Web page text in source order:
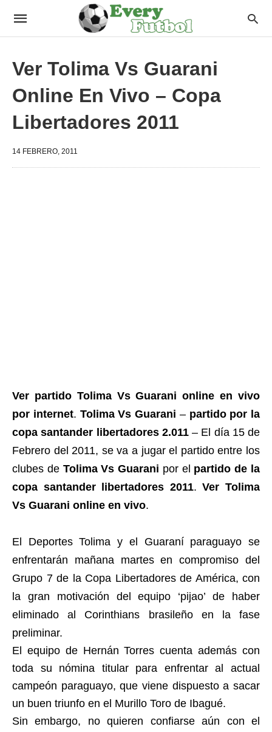
Ver Tolima Vs Guarani
Online En Vivo – Copa
Libertadores 2011
14 FEBRERO, 2011
Ver partido Tolima Vs Guarani online en vivo
por internet. Tolima Vs Guarani – partido por la
copa santander libertadores 2.011– El día 15 de
Febrero del 2011, se va a jugar el partido entre los
clubes de Tolima Vs Guarani por el partido de la
copa santander libertadores 2011.Ver Tolima
Vs Guarani online en vivo.
El Deportes Tolima y el Guaraní paraguayo se
enfrentarán mañana martes en compromiso del
Grupo 7 de la Copa Libertadores de América, con
la gran motivación del equipo ‘pijao’ de haber
eliminado al Corinthians brasileño en la fase
preliminar.
El equipo de Hernán Torres cuenta además con
toda su nómina titular para enfrentar al actual
campeón paraguayo, que viene dispuesto a sacar
un buen triunfo en el Murillo Toro de Ibagué.
Sin embargo, no quieren confiarse aún con el